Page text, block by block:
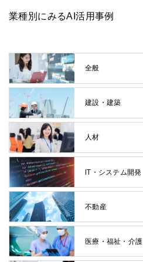
業種別にみるAI活用事例
全般
建設・建築
人材
IT・システム開発
不動産
医療・福祉・介護